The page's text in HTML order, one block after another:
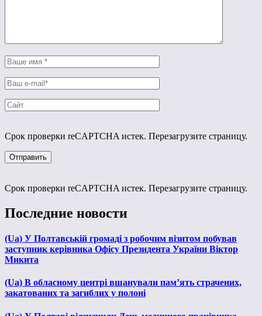
Срок проверки reCAPTCHA истек. Перезагрузите страницу.
Срок проверки reCAPTCHA истек. Перезагрузите страницу.
Последние новости
(Ua) У Полтавській громаді з робочим візитом побував
заступник керівника Офісу Президента України Віктор
Микита
(Ua) В обласному центрі вшанували пам’ять страчених,
закатованих та загиблих у полоні